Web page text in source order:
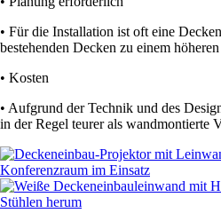
• Für die Installation ist oft eine
bestehenden Decken zu einem
• Kosten
• Aufgrund der Technik und des
in der Regel teurer als wandmontierte